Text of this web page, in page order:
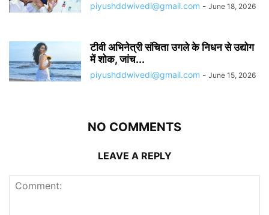
piyushddwivedi@gmail.com - June 18, 2026
टीवी अभिनेत्री संचिता उगले के निधन से उद्योग
में शोक, जांच...
piyushddwivedi@gmail.com - June 15, 2026
NO COMMENTS
LEAVE A REPLY